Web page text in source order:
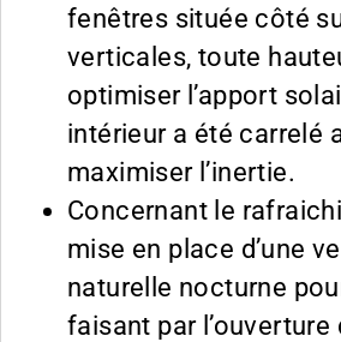
fenêtres située côté
verticales, toute
optimiser l’apport
intérieur a été carrelé
maximiser l’inertie.
Concernant le
mise en place d’une
naturelle nocturne
faisant par